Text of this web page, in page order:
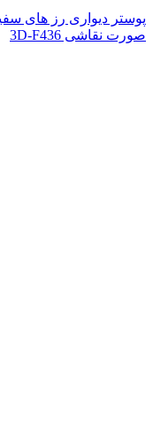
پوستر دیواری رز های
صورت نقاشی 3D-F436